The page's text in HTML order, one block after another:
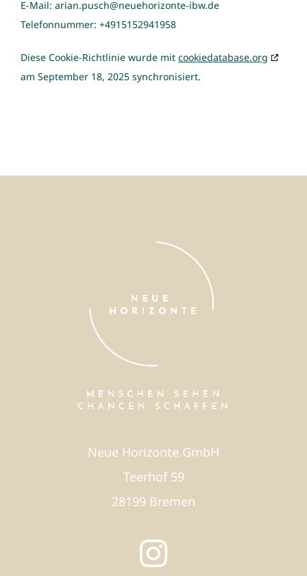
E-Mail: arian.pusch@neuehorizonte-ibw.de
Telefonnummer: +4915152941958
Diese Cookie-Richtlinie wurde mit cookiedatabase.org
am September 18, 2025 synchronisiert.
Neue Horizonte GmbH
Teerhof 59
28199 Bremen